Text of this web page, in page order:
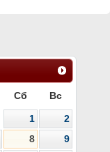
Сб Вс
1
2
8
9